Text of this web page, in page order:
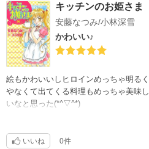
キッチンのお姫さま
安藤なつみ/小林深雪
かわいい♪
絵もかわいいしヒロインめっちゃ明る
やなくて出てくる料理もめっちゃ美味
いなと思った(*^▽^*)
いいね 0件